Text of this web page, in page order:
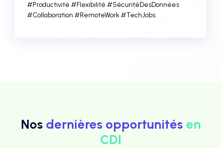
#Productivité #Flexibilité #SécuritéDesDonnées
#Collaboration #RemoteWork #TechJobs
Nos dernières opportunités en
CDI